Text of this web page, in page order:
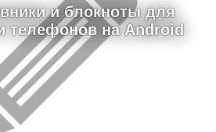
и блокноты для
телефонов на Android